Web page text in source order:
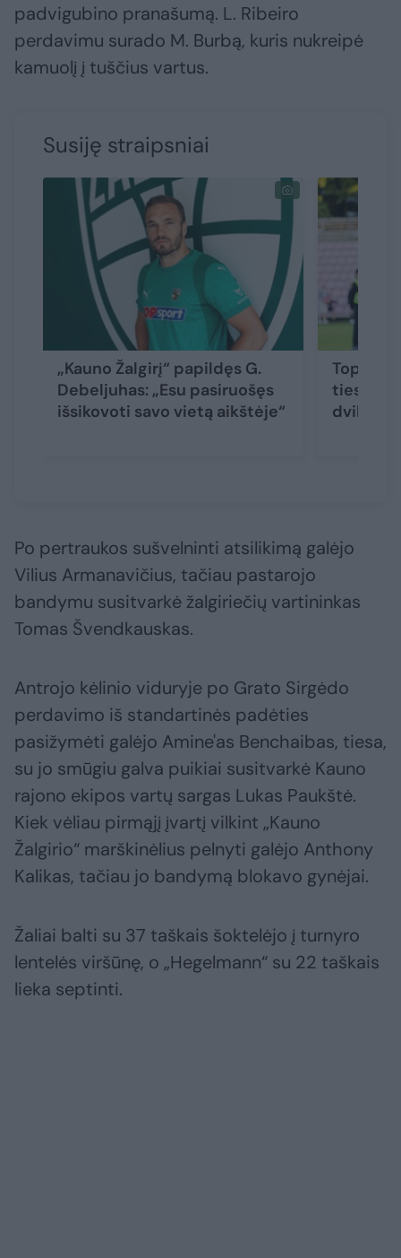
padvigubino pranašumą. L. Ribeiro
perdavimu surado M. Burbą, kuris nukreipė
kamuolį į tuščius vartus.
Susiję straipsniai
„Kauno Žalgirį“ papildęs G.
Debeljuhas: „Esu pasiruošęs
išsikovoti savo vietą aikštėje“
dvikova
Po pertraukos sušvelninti atsilikimą galėjo
Vilius Armanavičius, tačiau pastarojo
bandymu susitvarkė žalgiriečių vartininkas
Tomas Švendkauskas.
Antrojo kėlinio viduryje po Grato Sirgėdo
perdavimo iš standartinės padėties
pasižymėti galėjo Amine'as Benchaibas, tiesa,
su jo smūgiu galva puikiai susitvarkė Kauno
rajono ekipos vartų sargas Lukas Paukštė.
Kiek vėliau pirmąjį įvartį vilkint „Kauno
Žalgirio“ marškinėlius pelnyti galėjo Anthony
Kalikas, tačiau jo bandymą blokavo gynėjai.
Žaliai balti su 37 taškais šoktelėjo į turnyro
lentelės viršūnę, o „Hegelmann“ su 22 taškais
lieka septinti.